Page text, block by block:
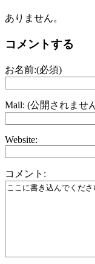
ありません。
コメントする
お名前:(必須)
Mail: (公開されませ
Website:
コメント: